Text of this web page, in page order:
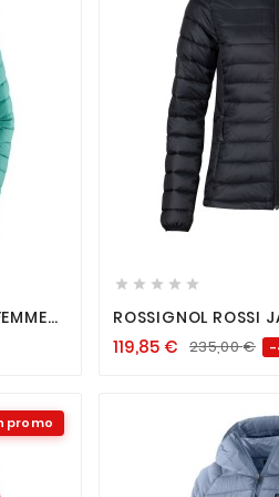

    
ROSSIGNOL ROSSI
119,85€ 235,00€ -
promo